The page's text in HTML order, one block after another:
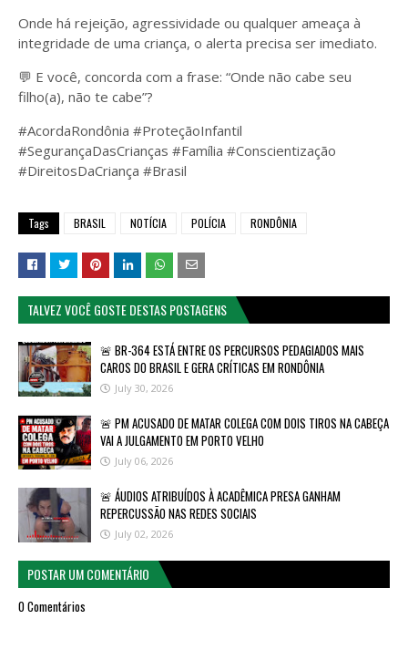
Onde há rejeição, agressividade ou qualquer ameaça à
integridade de uma criança, o alerta precisa ser imediato.
💬 E você, concorda com a frase: “Onde não cabe seu
filho(a), não te cabe”?
#AcordaRondônia #ProteçãoInfantil
#SegurançaDasCrianças #Família #Conscientização
#DireitosDaCriança #Brasil
Tags BRASIL NOTÍCIA POLÍCIA RONDÔNIA
TALVEZ VOCÊ GOSTE DESTAS POSTAGENS
🚨 BR-364 ESTÁ ENTRE OS PERCURSOS PEDAGIADOS MAIS
CAROS DO BRASIL E GERA CRÍTICAS EM RONDÔNIA
July 30, 2026
🚨 PM ACUSADO DE MATAR COLEGA COM DOIS TIROS NA CABEÇA
VAI A JULGAMENTO EM PORTO VELHO
July 06, 2026
🚨 ÁUDIOS ATRIBUÍDOS À ACADÊMICA PRESA GANHAM
REPERCUSSÃO NAS REDES SOCIAIS
July 02, 2026
POSTAR UM COMENTÁRIO
0 Comentários